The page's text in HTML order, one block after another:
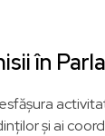
în
și ai